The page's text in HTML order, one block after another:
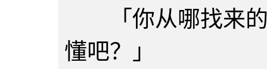
「你从哪找来的
懂吧？」